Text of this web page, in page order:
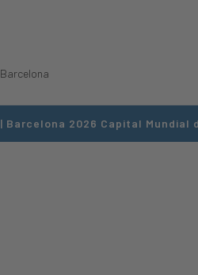
Barcelona
| Barcelona 2026 Capital Mundial